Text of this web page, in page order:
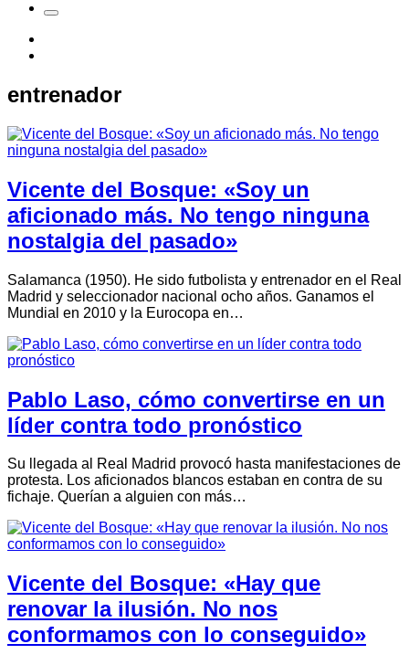
entrenador
Vicente del Bosque: «Soy un
aficionado más. No tengo ninguna
nostalgia del pasado»
Salamanca (1950). He sido futbolista y entrenador en el Real
Madrid y seleccionador nacional ocho años. Ganamos el
Mundial en 2010 y la Eurocopa en…
Pablo Laso, cómo convertirse en un
líder contra todo pronóstico
Su llegada al Real Madrid provocó hasta manifestaciones de
protesta. Los aficionados blancos estaban en contra de su
fichaje. Querían a alguien con más…
Vicente del Bosque: «Hay que
renovar la ilusión. No nos
conformamos con lo conseguido»